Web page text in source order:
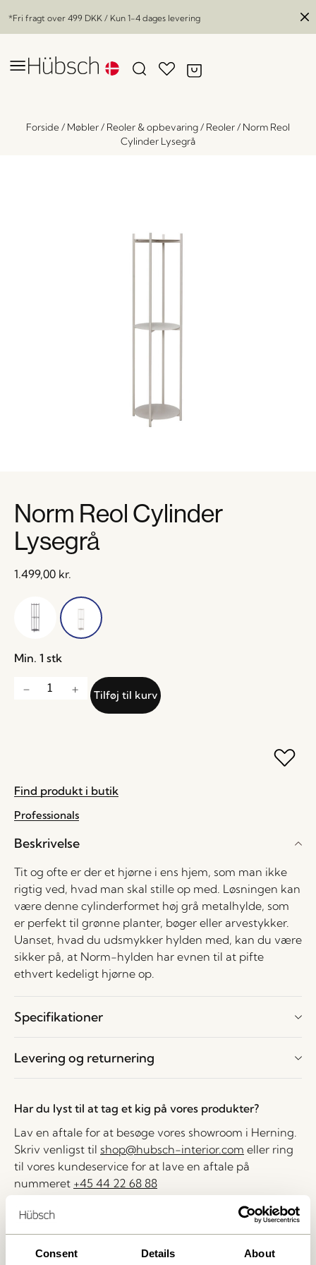
Consent Details About
*Fri fragt over 499 DKK / Kun 1-4 dages levering
Forside/ Møbler/ Reoler & opbevaring/ Reoler/ Norm Reol
Cylinder Lysegrå
Norm Reol Cylinder
Lysegrå
1.499,00 kr.
Min. 1 stk
Tilføj til kurv
Find produkt i butik
Professionals
Beskrivelse
Tit og ofte er der et hjørne i ens hjem, som man ikke
rigtig ved, hvad man skal stille op med. Løsningen kan
være denne cylinderformet høj grå metalhylde, som
er perfekt til grønne planter, bøger eller arvestykker.
Uanset, hvad du udsmykker hylden med, kan du være
sikker på, at Norm-hylden har evnen til at pifte
ethvert kedeligt hjørne op.
Specifikationer
Levering og returnering
Har du lyst til at tag et kig på vores produkter?
Lav en aftale for at besøge vores showroom i Herning.
Skriv venligst til shop@hubsch-interior.com eller ring
til vores kundeservice for at lave en aftale på
nummeret +45 44 22 68 88
Levering indenfor 1-4 hverdage
Fri fragt over